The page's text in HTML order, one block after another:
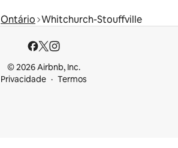
Ontário Whitchurch-Stouffville
© 2026 Airbnb, Inc.
Privacidade
Termos